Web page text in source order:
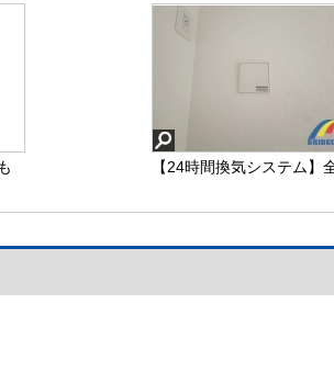
【24時間換気システム】
入れ替えもバッチリ